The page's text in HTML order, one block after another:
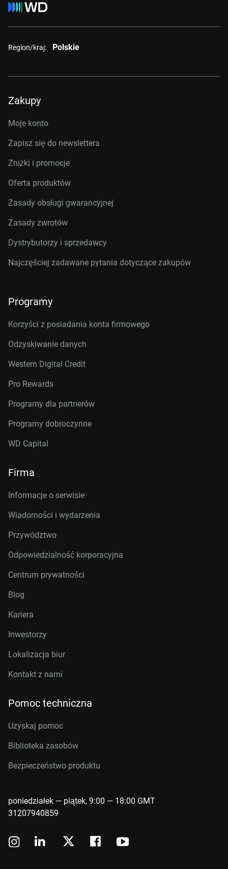
Region/kraj: Polskie
Zakupy
Moje konto
Zapisz się do newslettera
Zniżki i promocje
Oferta produktów
Zasady obsługi gwarancyjnej
Zasady zwrotów
Dystrybutorzy i sprzedawcy
Najczęściej zadawane pytania dotyczące zakupów
Programy
Korzyści z posiadania konta firmowego
Odzyskiwanie danych
Western Digital Credit
Pro Rewards
Programy dla partnerów
Programy dobroczynne
WD Capital
Firma
Informacje o serwisie
Wiadomości i wydarzenia
Przywództwo
Odpowiedzialność korporacyjna
Centrum prywatności
Blog
Kariera
Inwestorzy
Lokalizacja biur
Kontakt z nami
Pomoc techniczna
Uzyskaj pomoc
Biblioteka zasobów
Bezpieczeństwo produktu
poniedziałek — piątek, 9:00 — 18:00 GMT
31207940859